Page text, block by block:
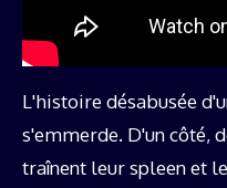
L'histoire désabusée
s'emmerde. D'un côté,
traînent leur spleen et